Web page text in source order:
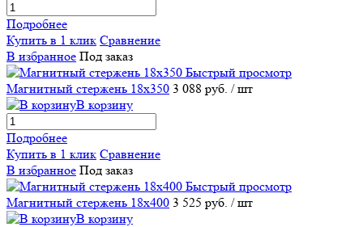
Подробнее
Купить в 1 клик Сравнение
В избранное Под заказ
Быстрый просмотр
Магнитный стержень 18х350 3 088 руб. / шт
В корзину
Подробнее
Купить в 1 клик Сравнение
В избранное Под заказ
Быстрый просмотр
Магнитный стержень 18х400 3 525 руб. / шт
В корзину